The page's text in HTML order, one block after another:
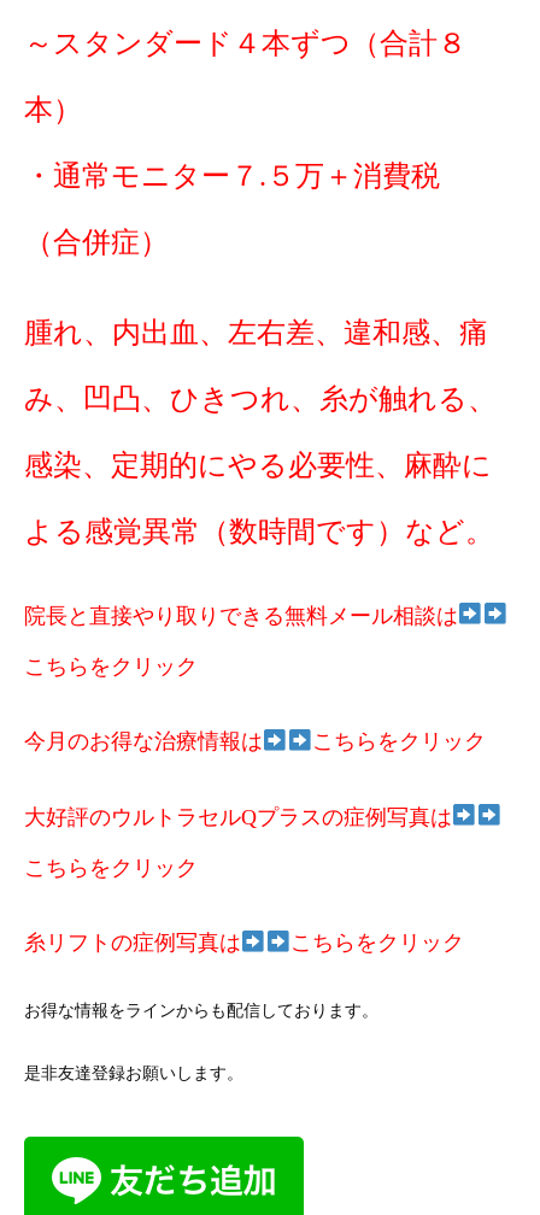
～スタンダード４本ずつ（合計８
本）
・通常モニター７.５万＋消費税
（合併症）
腫れ、内出血、左右差、違和感、痛
み、凹凸、ひきつれ、糸が触れる、
感染、定期的にやる必要性、麻酔に
よる感覚異常（数時間です）など。
院長と直接やり取りできる無料メール相談は
こちらをクリック
今月のお得な治療情報は こちらをクリック
大好評のウルトラセルQプラスの症例写真は
こちらをクリック
糸リフトの症例写真は こちらをクリック
お得な情報をラインからも配信しております。
是非友達登録お願いします。